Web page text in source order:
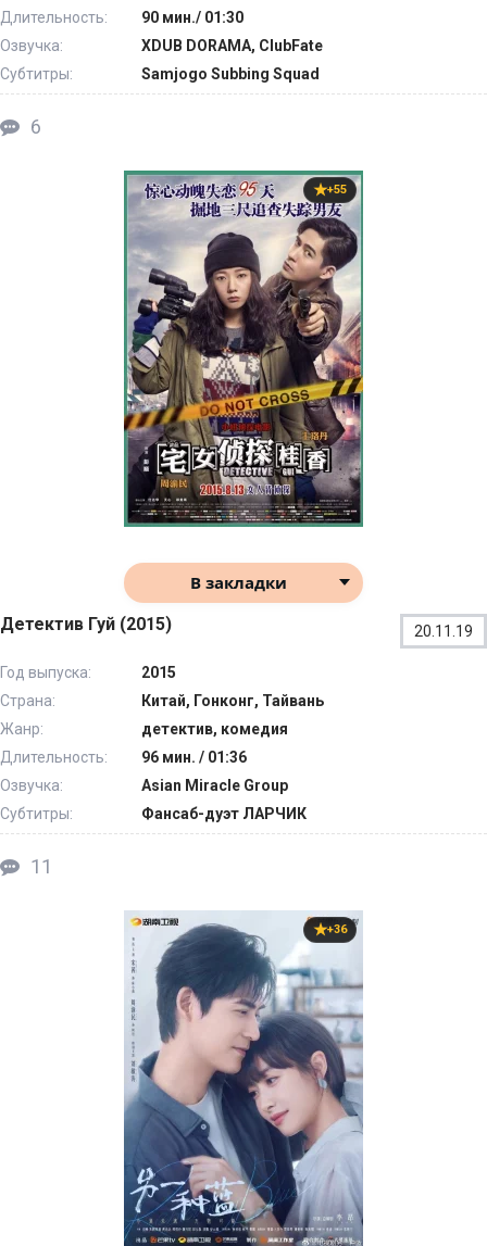
Длительность:
90 мин./ 01:30
Озвучка:
XDUB DORAMA, ClubFate
Субтитры:
Samjogo Subbing Squad
6
+55
В закладки
Детектив Гуй (2015) 20.11.19
Год выпуска:
2015
Страна:
Китай, Гонконг, Тайвань
Жанр:
детектив, комедия
Длительность:
96 мин. / 01:36
Озвучка:
Asian Miracle Group
Субтитры:
Фансаб-дуэт ЛАРЧИК
11
+36